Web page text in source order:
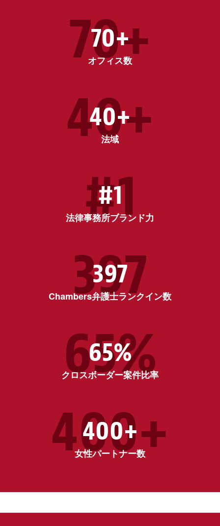
70+
70+
オフィス数
40+
40+
法域
#1
#1
法律事務所ブランド力
397
397
Chambers弁護士ランクイン数
65%
65%
クロスボーダー案件比率
400+
400+
女性パートナー数